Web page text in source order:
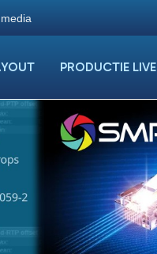
PRODUCTIE LIVE